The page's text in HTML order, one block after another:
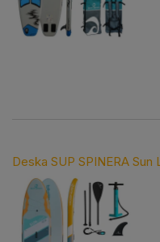
Deska SUP SPINERA Sun